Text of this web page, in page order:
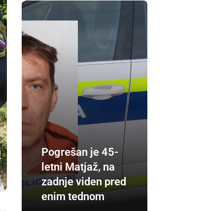
Pogrešan je 45-
letni Matjaž, na
zadnje viden pred
enim tednom